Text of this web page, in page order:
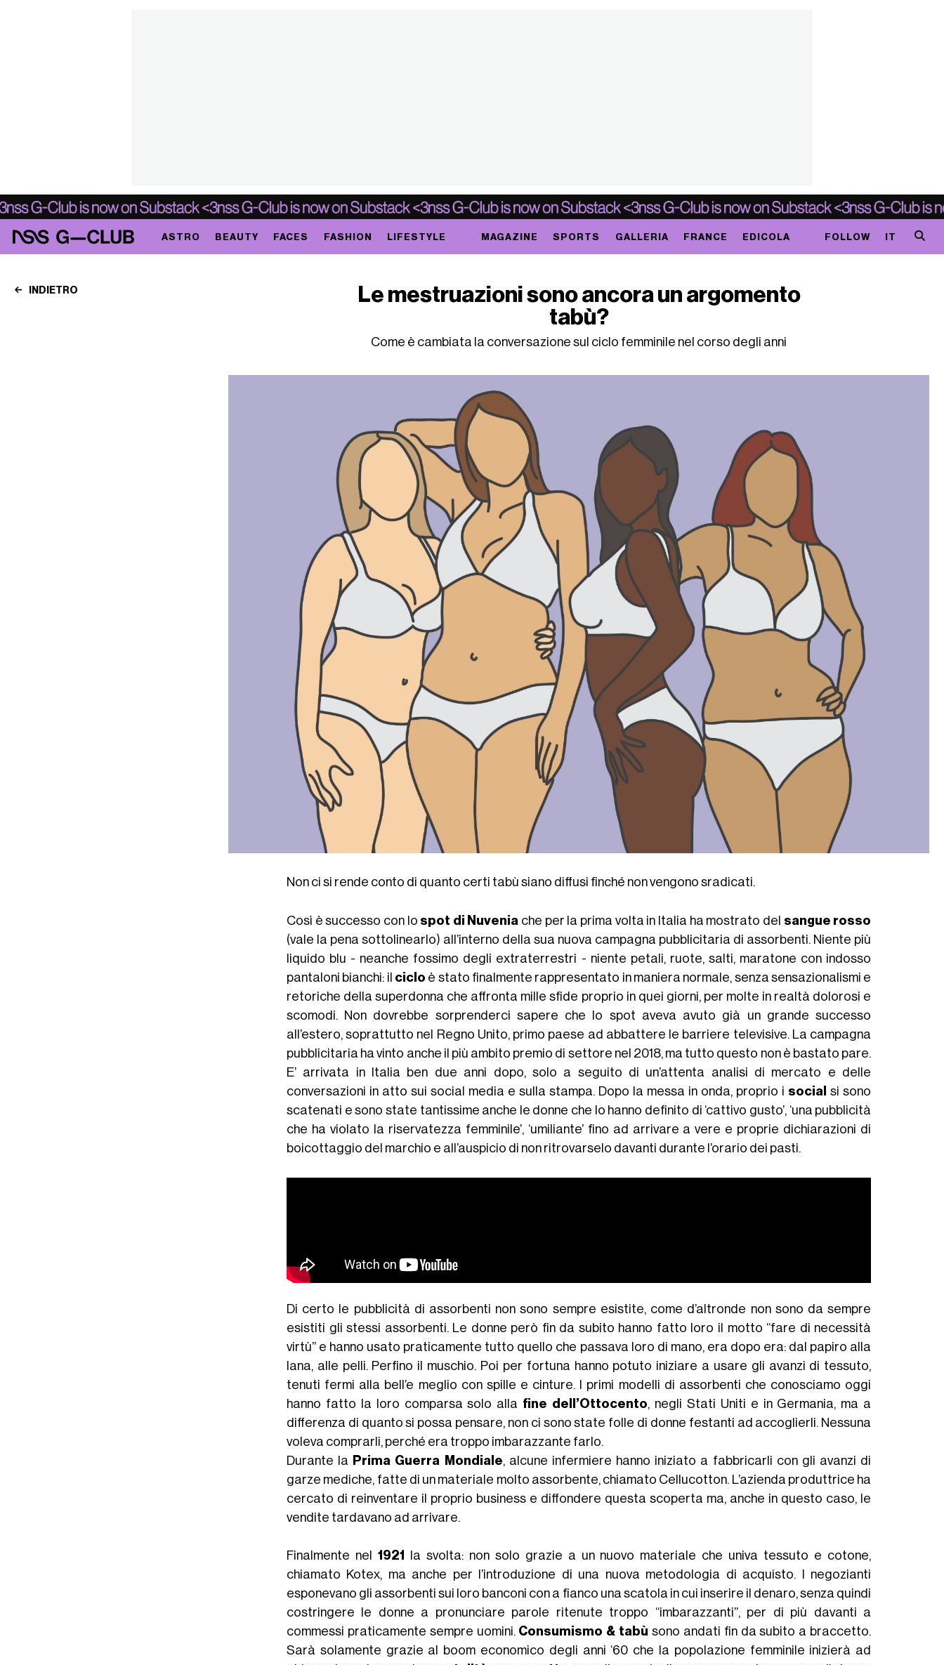
ASTRO BEAUTY FACES FASHION LIFESTYLE MAGAZINE SPORTS GALLERIA FRANCE EDICOLA FOLLOW IT
INDIETRO
Le mestruazioni sono ancora un argomento
tabù?
Come è cambiata la conversazione sul ciclo femminile nel corso degli anni
Non ci si rende conto di quanto certi tabù siano diffusi finché non vengono sradicati.
Così è successo con lo spot di Nuvenia che per la prima volta in Italia ha mostrato del sangue rosso
(vale la pena sottolinearlo) all’interno della sua nuova campagna pubblicitaria di assorbenti. Niente più
liquido blu - neanche fossimo degli extraterrestri - niente petali, ruote, salti, maratone con indosso
pantaloni bianchi: il ciclo è stato finalmente rappresentato in maniera normale, senza sensazionalismi e
retoriche della superdonna che affronta mille sfide proprio in quei giorni, per molte in realtà dolorosi e
scomodi. Non dovrebbe sorprenderci sapere che lo spot aveva avuto già un grande successo
all’estero, soprattutto nel Regno Unito, primo paese ad abbattere le barriere televisive. La campagna
pubblicitaria ha vinto anche il più ambito premio di settore nel 2018, ma tutto questo non è bastato pare.
E’ arrivata in Italia ben due anni dopo, solo a seguito di un’attenta analisi di mercato e delle
conversazioni in atto sui social media e sulla stampa. Dopo la messa in onda, proprio i social
si sono
scatenati e sono state tantissime anche le donne che lo hanno definito di ‘cattivo gusto’, ‘una pubblicità
che ha violato la riservatezza femminile’, ‘umiliante’ fino ad arrivare a vere e proprie dichiarazioni di
boicottaggio del marchio e all’auspicio di non ritrovarselo davanti durante l’orario dei pasti.
Di certo le pubblicità di assorbenti non sono sempre esistite, come d’altronde non sono da sempre
esistiti gli stessi assorbenti. Le donne però fin da subito hanno fatto loro il motto “fare di necessità
virtù” e hanno usato praticamente tutto quello che passava loro di mano, era dopo era: dal papiro alla
lana, alle pelli. Perfino il muschio. Poi per fortuna hanno potuto iniziare a usare gli avanzi di tessuto,
tenuti fermi alla bell’e meglio con spille e cinture. I primi modelli di assorbenti che conosciamo oggi
hanno fatto la loro comparsa solo alla fine dell’Ottocento , negli Stati Uniti e in Germania, ma a
differenza di quanto si possa pensare, non ci sono state folle di donne festanti ad accoglierli. Nessuna
voleva comprarli, perché era troppo imbarazzante farlo.
Durante la
Prima Guerra Mondiale , alcune infermiere hanno iniziato a fabbricarli con gli avanzi di
garze mediche, fatte di un materiale molto assorbente, chiamato Cellucotton. L’azienda produttrice ha
cercato di reinventare il proprio business e diffondere questa scoperta ma, anche in questo caso, le
vendite tardavano ad arrivare.
Finalmente nel 1921
la svolta: non solo grazie a un nuovo materiale che univa tessuto e cotone,
chiamato Kotex, ma anche per l’introduzione di una nuova metodologia di acquisto. I negozianti
esponevano gli assorbenti sui loro banconi con a fianco una scatola in cui inserire il denaro, senza quindi
costringere le donne a pronunciare parole ritenute troppo “imbarazzanti”, per di più davanti a
commessi praticamente sempre uomini. Consumismo & tabù sono andati fin da subito a braccetto.
Sarà solamente grazie al boom economico degli anni ‘60 che la popolazione femminile inizierà ad